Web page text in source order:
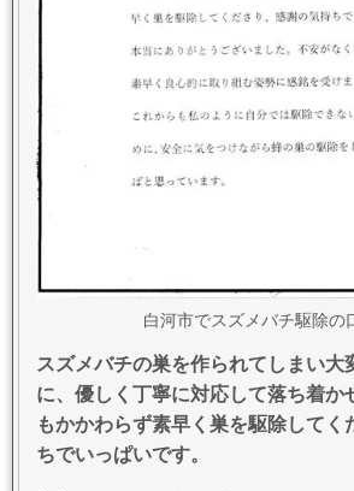
白河市でスズメバチ駆除の
スズメバチの巣を作られてしまい大
に、優しく丁寧に対応して落ち着か
もかかわらず素早く巣を駆除してく
ちでいっぱいです。